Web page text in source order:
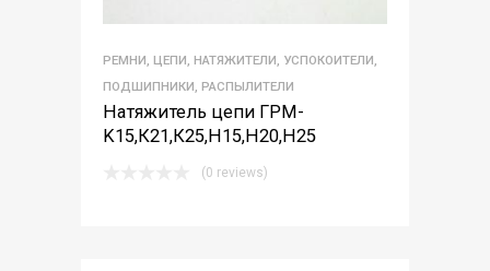
РЕМНИ, ЦЕПИ, НАТЯЖИТЕЛИ, УСПОКОИТЕЛИ,
ПОДШИПНИКИ, РАСПЫЛИТЕЛИ
Натяжитель цепи ГРМ-
K15,К21,К25,Н15,Н20,Н25
(0 reviews)